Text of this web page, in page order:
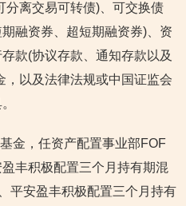
分离交易可转债)、可交换债
融资券、超短期融资券)、资
款(协议存款、通知存款以及
，以及法律法规或中国证监会
金，任资产配置事业部FOF
丰积极配置三个月持有期混
平安盈丰积极配置三个月持有